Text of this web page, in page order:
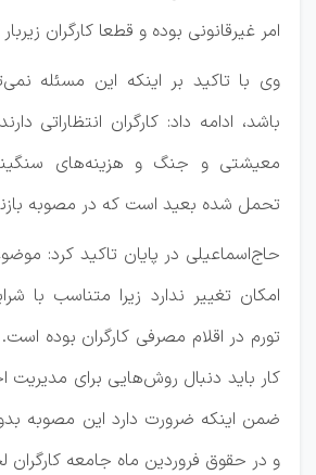
امر غیرقانونی بوده و قطعا کارگران
وی با تاکید بر اینکه این مسئله
باشد، ادامه داد: کارگران انتظاراتی
معیشتی و جنگ و هزینه‌های
تحمل شده بعید است که در مصوبه
حاج‌اسماعیلی در پایان تاکید کرد:
امکان تغییر ندارد زیرا متناسب با
تورم در اقلام مصرفی کارگران بوده
کار باید دنبال روش‌هایی برای مدیریت
ضمن اینکه ضرورت دارد این مصوبه
و در حقوق فروردین ماه جامعه کارگران